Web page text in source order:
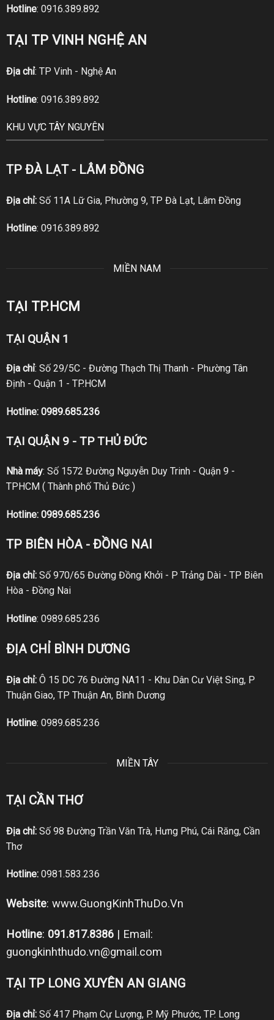
Hotline: 0916.389.892
TẠI TP VINH NGHỆ AN
Địa chỉ: TP Vinh - Nghệ An
Hotline: 0916.389.892
KHU VỰC TÂY NGUYÊN
TP ĐÀ LẠT - LÂM ĐỒNG
Địa chỉ:Số 11A Lữ Gia, Phường 9, TP Đà Lạt, Lâm Đồng
Hotline: 0916.389.892
MIỀN NAM
TẠI TP.HCM
TẠI QUẬN 1
Địa chỉ: Số 29/5C - Đường Thạch Thị Thanh - Phường Tân
Định - Quận 1 - TP.HCM
Hotline: 0989.685.236
TẠI QUẬN 9 - TP THỦ ĐỨC
Nhà máy: Số 1572 Đường Nguyễn Duy Trinh - Quận 9 -
TPHCM ( Thành phố Thủ Đức )
Hotline: 0989.685.236
TP BIÊN HÒA - ĐỒNG NAI
Địa chỉ:Số 970/65 Đường Đồng Khởi - P Trảng Dài - TP Biên
Hòa - Đồng Nai
Hotline: 0989.685.236
ĐỊA CHỈ BÌNH DƯƠNG
Địa chỉ:Ô 15 DC 76 Đường NA11 - Khu Dân Cư Việt Sing, P
Thuận Giao, TP Thuận An, Bình Dương
Hotline: 0989.685.236
MIỀN TÂY
TẠI CẦN THƠ
Địa chỉ:Số 98 Đường Trần Văn Trà, Hưng Phú, Cái Răng, Cần
Thơ
Hotline: 0981.583.236
Website: www.GuongKinhThuDo.Vn
Hotline: 091.817.8386| Email:
guongkinhthudo.vn@gmail.com
TẠI TP LONG XUYÊN AN GIANG
Địa chỉ:Số 417 Phạm Cự Lượng, P. Mỹ Phước, TP. Long